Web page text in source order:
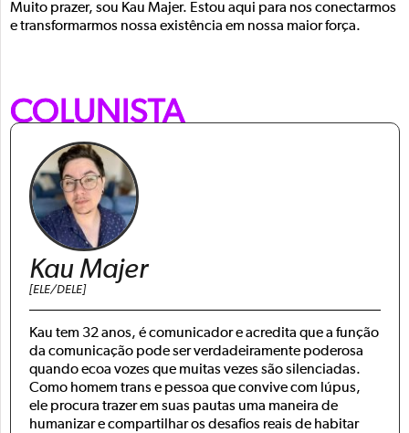
Muito prazer, sou Kau Majer. Estou aqui para nos conectarmos
e transformarmos nossa existência em nossa maior força.
COLUNISTA
Kau Majer
[ELE/DELE]
Kau tem 32 anos, é comunicador e acredita que a função
da comunicação pode ser verdadeiramente poderosa
quando ecoa vozes que muitas vezes são silenciadas.
Como homem trans e pessoa que convive com lúpus,
ele procura trazer em suas pautas uma maneira de
humanizar e compartilhar os desafios reais de habitar